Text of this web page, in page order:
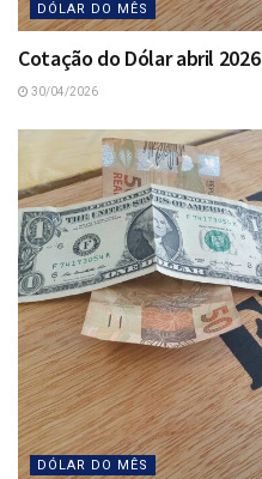
DÓLAR DO MÊS
Cotação do Dólar abril 2026
30/04/2026
DÓLAR DO MÊS